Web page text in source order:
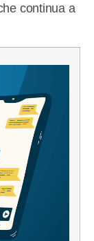
continua a